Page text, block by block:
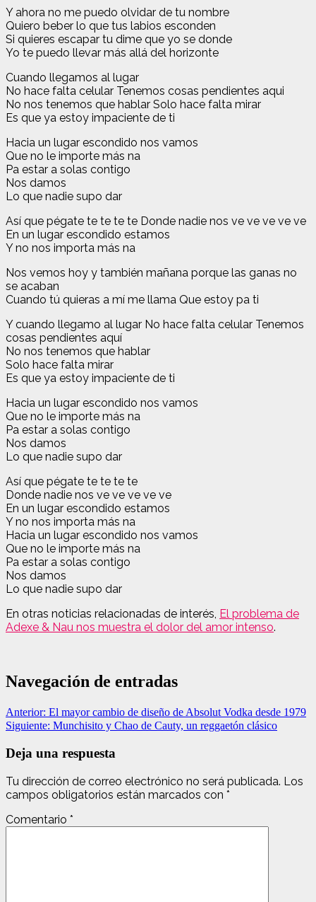
Y ahora no me puedo olvidar de tu nombre
Quiero beber lo que tus labios esconden
Si quieres escapar tu dime que yo se donde
Yo te puedo llevar más allá del horizonte
Cuando llegamos al lugar
No hace falta celular Tenemos cosas pendientes aqui
No nos tenemos que hablar Solo hace falta mirar
Es que ya estoy impaciente de ti
Hacia un lugar escondido nos vamos
Que no le importe más na
Pa estar a solas contigo
Nos damos
Lo que nadie supo dar
Así que pégate te te te te Donde nadie nos ve ve ve ve ve
En un lugar escondido estamos
Y no nos importa más na
Nos vemos hoy y también mañana porque las ganas no
se acaban
Cuando tú quieras a mí me llama Que estoy pa ti
Y cuando llegamo al lugar No hace falta celular Tenemos
cosas pendientes aquí
No nos tenemos que hablar
Solo hace falta mirar
Es que ya estoy impaciente de ti
Hacia un lugar escondido nos vamos
Que no le importe más na
Pa estar a solas contigo
Nos damos
Lo que nadie supo dar
Así que pégate te te te te
Donde nadie nos ve ve ve ve ve
En un lugar escondido estamos
Y no nos importa más na
Hacia un lugar escondido nos vamos
Que no le importe más na
Pa estar a solas contigo
Nos damos
Lo que nadie supo dar
En otras noticias relacionadas de interés, El problema de
Adexe & Nau nos muestra el dolor del amor intenso.
Navegación de entradas
Anterior: El mayor cambio de diseño de Absolut Vodka desde 1979
Siguiente: Munchisito y Chao de Cauty, un reggaetón clásico
Deja una respuesta
Tu dirección de correo electrónico no será publicada. Los
campos obligatorios están marcados con *
Comentario *